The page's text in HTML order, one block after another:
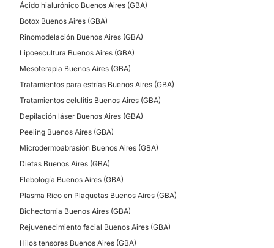
Lunares
Verrugas
Manchas de la piel
Vitiligo
Rosácea
Tratamiento acné
CIRUGÍA ESTÉTICA
Lipoescultura
Implante capilar
Ácido hialurónico Buenos Aires (GBA)
Botox Buenos Aires (GBA)
Rinomodelación Buenos Aires (GBA)
Lipoescultura Buenos Aires (GBA)
Mesoterapia Buenos Aires (GBA)
Tratamientos para estrías Buenos Aires (GBA)
Tratamientos celulitis Buenos Aires (GBA)
Depilación láser Buenos Aires (GBA)
Peeling Buenos Aires (GBA)
Microdermoabrasión Buenos Aires (GBA)
Dietas Buenos Aires (GBA)
Flebología Buenos Aires (GBA)
Plasma Rico en Plaquetas Buenos Aires (GBA)
Bichectomia Buenos Aires (GBA)
Rejuvenecimiento facial Buenos Aires (GBA)
Hilos tensores Buenos Aires (GBA)